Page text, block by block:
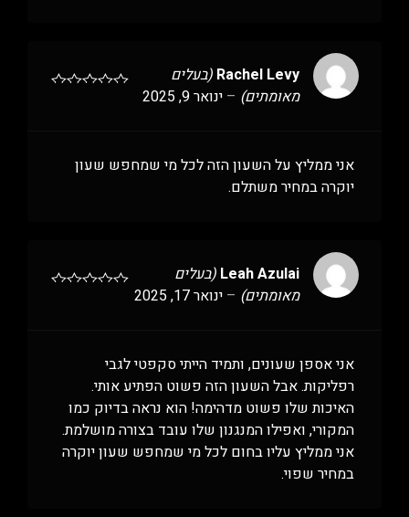
Rachel Levy (בעלים
מאומתים) – ינואר 9, 2025
אני ממליץ על השעון הזה לכל מי שמחפש שעון
יוקרה במחיר משתלם.
Leah Azulai (בעלים
מאומתים) – ינואר 17, 2025
אני אספן שעונים, ותמיד הייתי סקפטי לגבי
רפליקות. אבל השעון הזה פשוט הפתיע אותי.
האיכות שלו פשוט מדהימה! הוא נראה בדיוק כמו
המקורי, ואפילו המנגנון שלו עובד בצורה מושלמת.
אני ממליץ עליו בחום לכל מי שמחפש שעון יוקרה
במחיר שפוי.